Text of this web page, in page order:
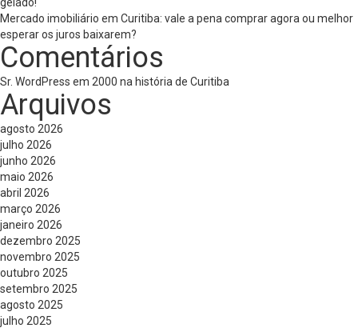
Mercado imobiliário em Curitiba: vale a pena comprar agora ou melhor
esperar os juros baixarem?
Comentários
Sr. WordPress em 2000 na história de Curitiba
Arquivos
agosto 2026
julho 2026
junho 2026
maio 2026
abril 2026
março 2026
janeiro 2026
dezembro 2025
novembro 2025
outubro 2025
setembro 2025
agosto 2025
julho 2025